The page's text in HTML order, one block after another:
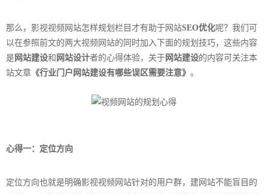
那么，影视视频网站怎样规划栏目才有助于网站SEO优化呢？我们可
以在参照前文的两大视频网站的同时加入下面的规划技巧，这些内容
是 网站建设和 网站设计者的心得体验，关于 网站建设的内容可关注本
站文章 《行业门户 网站建设有哪些误区需要注意》 。
心得一：定位方向
定位方向也就是明确影视视频网站针对的用户群，建网站不能盲目的